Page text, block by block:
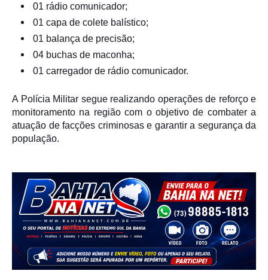
01 rádio comunicador;
01 capa de colete balístico;
01 balança de precisão;
04 buchas de maconha;
01 carregador de rádio comunicador.
A Polícia Militar segue realizando operações de reforço e
monitoramento na região com o objetivo de combater a
atuação de facções criminosas e garantir a segurança da
população.